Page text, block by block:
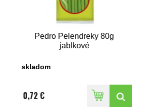
Pedro Pelendreky 80g
jablkové
skladom
0,72 €